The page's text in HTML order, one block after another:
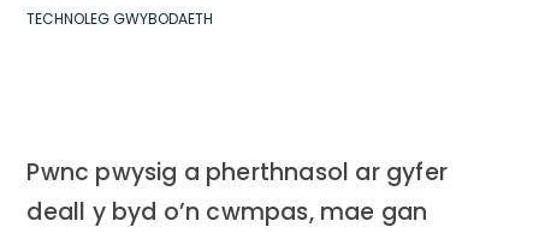
TECHNOLEG GWYBODAETH
Pwnc pwysig a pherthnasol ar gyfer
deall y byd o’n cwmpas, mae gan